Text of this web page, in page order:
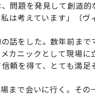
問題を発見して創造
は考えています」（ヴ
話をした。数年前ま
カニックとして現場
頼を得て、とても満足
まで会いに行く。そ